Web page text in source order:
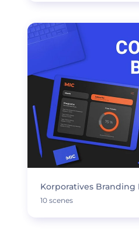
Korporatives Branding
10 scenes